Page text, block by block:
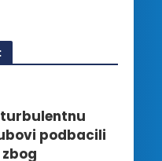
podbacili